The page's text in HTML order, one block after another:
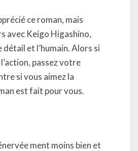
ce roman, mais
avec Keigo Higashino,
et l’humain. Alors si
passez votre
si vous aimez la
est fait pour vous.
ment moins bien et